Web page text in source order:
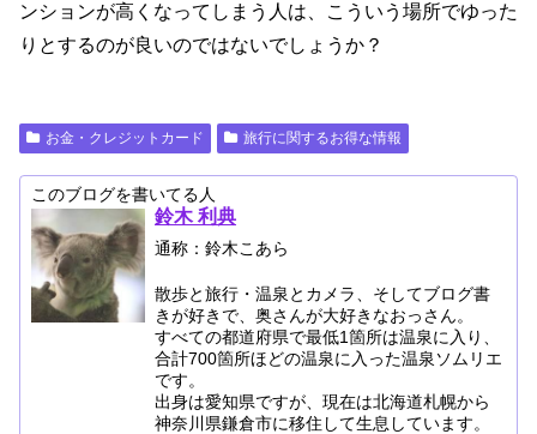
ンションが高くなってしまう人は、こういう場所でゆった
りとするのが良いのではないでしょうか？
お金・クレジットカード 旅行に関するお得な情報
このブログを書いてる人
鈴木 利典
通称：鈴木こあら
散歩と旅行・温泉とカメラ、そしてブログ書
きが好きで、奥さんが大好きなおっさん。
すべての都道府県で最低1箇所は温泉に入り、
合計700箇所ほどの温泉に入った温泉ソムリエ
です。
出身は愛知県ですが、現在は北海道札幌から
神奈川県鎌倉市に移住して生息しています。